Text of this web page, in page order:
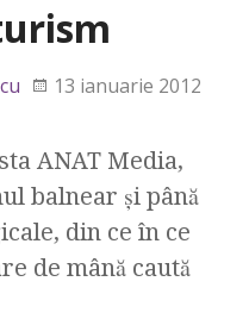
13 ianuarie 2012
ANAT Media,
balnear şi până
din ce în ce
de mână caută